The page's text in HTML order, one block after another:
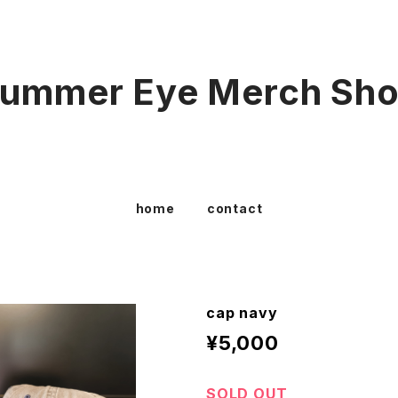
Eye Merch
home contact
cap navy
¥5,000
SOLD OUT